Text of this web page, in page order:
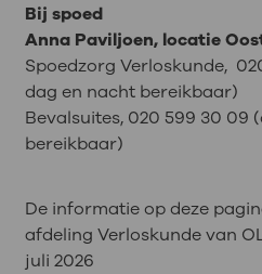
Bij spoed
Anna Paviljoen, locatie
Spoedzorg Verloskunde,
dag en nacht bereikbaar)
Bevalsuites, 020 599 30 09
bereikbaar)
De informatie op deze
afdeling Verloskunde van
juli 2026